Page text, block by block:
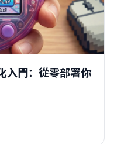
入門：從零部署你